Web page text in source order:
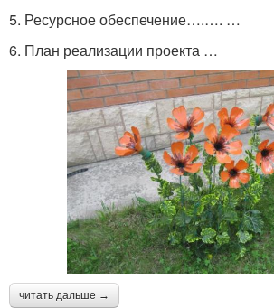
5. Ресурсное обеспечение….…. …
6. План реализации проекта …
читать дальше →